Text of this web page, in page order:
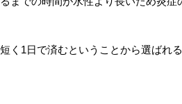
く1日で済むということから選ばれ